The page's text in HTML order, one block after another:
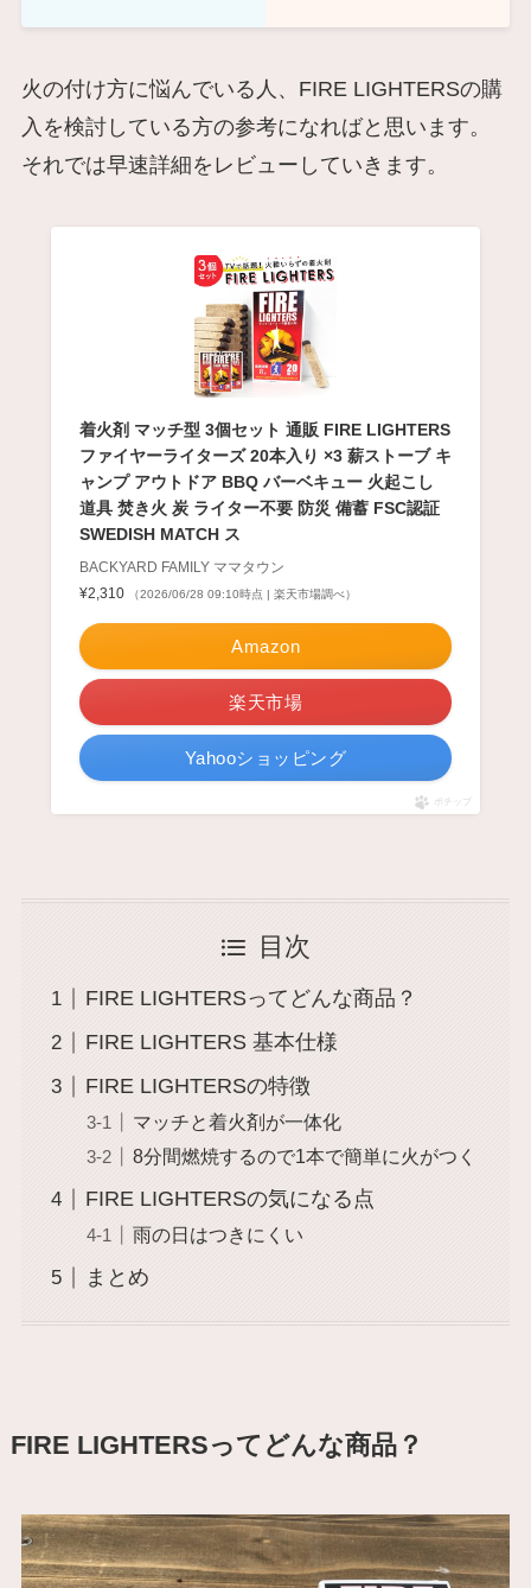
火の付け方に悩んでいる人、FIRE LIGHTERSの購
入を検討している方の参考になればと思います。
それでは早速詳細をレビューしていきます。
着火剤 マッチ型 3個セット 通販 FIRE LIGHTERS
ファイヤーライターズ 20本入り ×3 薪ストーブ キ
ャンプ アウトドア BBQ バーベキュー 火起こし
道具 焚き火 炭 ライター不要 防災 備蓄 FSC認証
SWEDISH MATCH ス
BACKYARD FAMILY ママタウン
¥2,310
（2026/06/28 09:10時点 | 楽天市場調べ）
Amazon
楽天市場
Yahooショッピング
ポチップ
目次
FIRE LIGHTERSってどんな商品？
FIRE LIGHTERS 基本仕様
FIRE LIGHTERSの特徴
マッチと着火剤が一体化
8分間燃焼するので1本で簡単に火がつく
FIRE LIGHTERSの気になる点
雨の日はつきにくい
まとめ
FIRE LIGHTERSってどんな商品？